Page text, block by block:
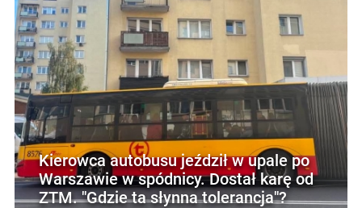
Kierowca autobusu jeździł w upale po
Warszawie w spódnicy. Dostał karę od
ZTM. "Gdzie ta słynna tolerancja"?